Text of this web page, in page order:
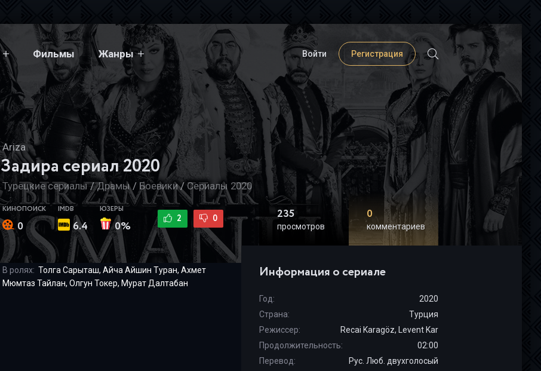
Фильмы Жанры Войти Регистрация
Задира сериал 2020
Ariza
Турецкие сериалы/Драмы/ Боевики/ Сериалы 2020
КИНОПОИСК
0
IMDB
6.4
ЮЗЕРЫ
0% 2 0
В ролях: Толга Сарыташ, Айча Айшин Туран, Ахмет
Мюмтаз Тайлан, Олгун Токер, Мурат Далтабан
235
просмотров
0
комментариев
Информация о сериале
Год:
2020
Страна:
Турция
Режиссер:
Recai Karagöz, Levent Kar
Продолжительность:
02:00
Перевод:
Рус. Люб. двухголосый